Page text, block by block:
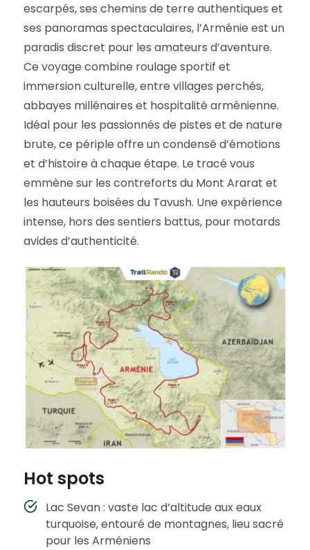
escarpés, ses chemins de terre authentiques et
ses panoramas spectaculaires, l’Arménie est un
paradis discret pour les amateurs d’aventure.
Ce voyage combine roulage sportif et
immersion culturelle, entre villages perchés,
abbayes millénaires et hospitalité arménienne.
Idéal pour les passionnés de pistes et de nature
brute, ce périple offre un condensé d’émotions
et d’histoire à chaque étape. Le tracé vous
emmène sur les contreforts du Mont Ararat et
les hauteurs boisées du Tavush. Une expérience
intense, hors des sentiers battus, pour motards
avides d’authenticité.
Hot spots
Lac Sevan : vaste lac d’altitude aux eaux
turquoise, entouré de montagnes, lieu sacré
pour les Arméniens